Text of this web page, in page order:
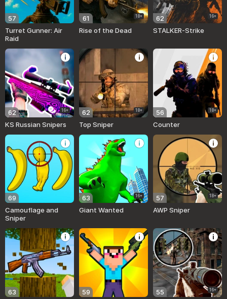
57
Turret Gunner: Air
Raid
61 18+
Rise of the Dead
62 16+
STALKER-Strike
62 16+
KS Russian Snipers
62 18+
Top Sniper
56 18+
Counter
69
Camouflage and
Sniper
63 16+
Giant Wanted
57 18+
AWP Sniper
63
59
55 16+